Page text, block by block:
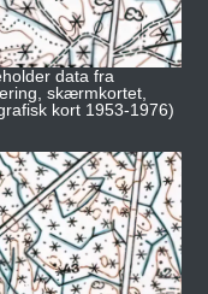
data fra
skærmkortet,
kort 1953-1976)